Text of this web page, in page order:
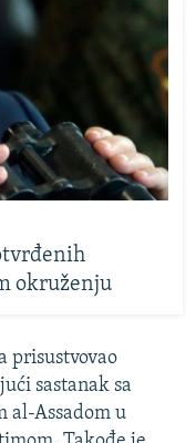
okruženju
prisustvovao
sastanak sa
al-Assadom u